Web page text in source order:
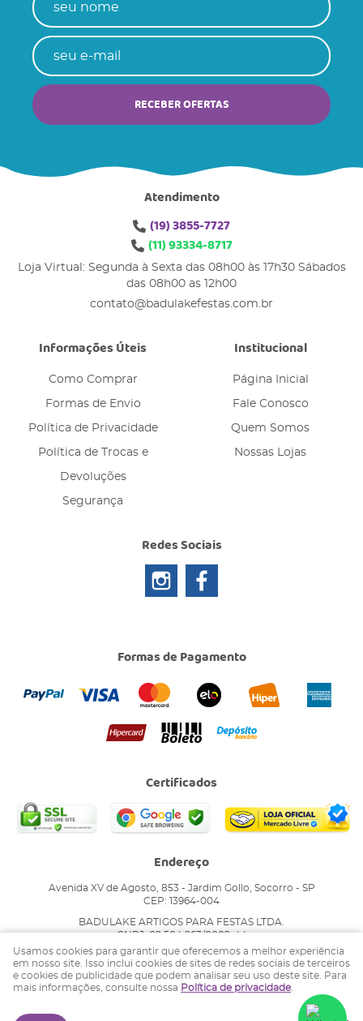
RECEBER OFERTAS
Atendimento
(19)3855-7727
(11)93334-8717
Loja Virtual: Segunda à Sexta das 08h00 às 17h30 Sábados
das 08h00 as 12h00
contato@badulakefestas.com.br
Informações Úteis
Como Comprar
Formas de Envio
Política de Privacidade
Política de Trocas e
Devoluções
Segurança
Institucional
Página Inicial
Fale Conosco
Quem Somos
Nossas Lojas
Redes Sociais
Formas de Pagamento
Certificados
Endereço
Avenida XV de Agosto, 853- Jardim Gollo, Socorro - SP
CEP: 13964-004
BADULAKE ARTIGOS PARA FESTAS LTDA.
CNPJ: 02.504.263/0002-44
LOJA VIRTUAL CRIADA POR
Usamos cookies para garantir que oferecemos a melhor experiência
em nosso site. Isso inclui cookies de sites de redes sociais de terceiros
e cookies de publicidade que podem analisar seu uso deste site. Para
mais informações, consulte nossa Política de privacidade.